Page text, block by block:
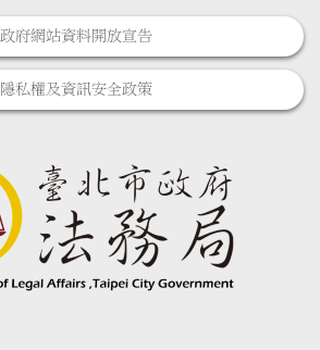
政府網站資料開放宣告
隱私權及資訊安全政策